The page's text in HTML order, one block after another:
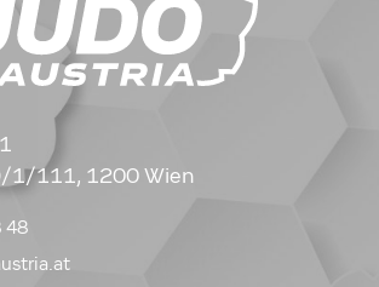
1/111, 1200 Wien
48